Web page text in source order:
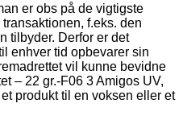
er obs på de vigtigste
f.eks. den
tilbyder. Derfor er det
enhver tid opbevarer sin
vil kunne bevidne
– 22 gr.-F06 3 Amigos UV,
produkt til en voksen eller et